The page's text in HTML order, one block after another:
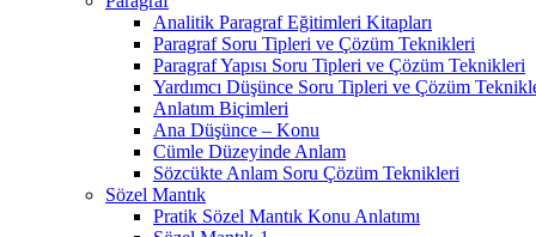
Analitik Paragraf Eğitimleri Kitapları
Paragraf Soru Tipleri ve Çözüm Teknikleri
Paragraf Yapısı Soru Tipleri ve Çözüm Teknikleri
Yardımcı Düşünce Soru Tipleri ve Çözüm
Anlatım Biçimleri
Ana Düşünce – Konu
Cümle Düzeyinde Anlam
Sözcükte Anlam Soru Çözüm Teknikleri
Sözel Mantık
Pratik Sözel Mantık Konu Anlatımı